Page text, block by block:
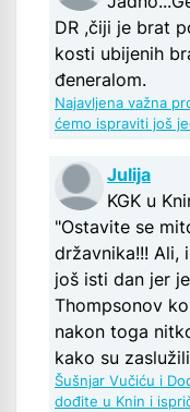
DR ,čiji je brat
kosti ubijenih
đeneralom.
Najavljena važna
ćemo ispraviti još
Julija
KGK u
"Ostavite se
državnika!!! Ali,
još isti dan jer
Thompsonov
nakon toga
kako su
Šušnjar Vučiću i
dođite u Knin i